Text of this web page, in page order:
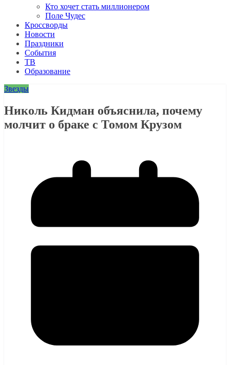
Кто хочет стать миллионером
Поле Чудес
Кроссворды
Новости
Праздники
События
ТВ
Образование
Звезды
Николь Кидман объяснила, почему
молчит о браке с Томом Крузом